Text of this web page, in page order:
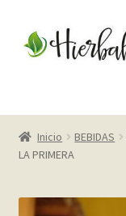
aal
Inicio
About Us
Blog
Inicio BEBIDAS
LA PRIMERA